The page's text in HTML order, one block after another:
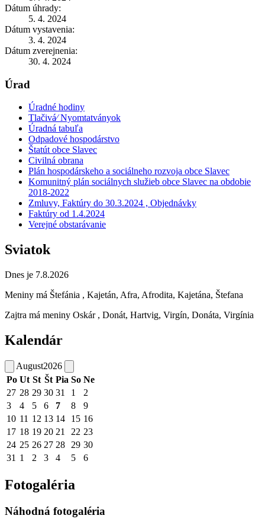
Dátum úhrady:
5. 4. 2024
Dátum vystavenia:
3. 4. 2024
Dátum zverejnenia:
30. 4. 2024
Úrad
Úradné hodiny
Tlačivá⁄ Nyomtatványok
Úradná tabuľa
Odpadové hospodárstvo
Štatút obce Slavec
Civilná obrana
Plán hospodárskeho a sociálneho rozvoja obce Slavec
Komunitný plán sociálnych služieb obce Slavec na obdobie
2018-2022
Zmluvy, Faktúry do 30.3.2024 , Objednávky
Faktúry od 1.4.2024
Verejné obstarávanie
Sviatok
Dnes je 7.8.2026
Meniny má Štefánia , Kajetán, Afra, Afrodita, Kajetána, Štefana
Zajtra má meniny Oskár , Donát, Hartvig, Virgín, Donáta, Virgínia
Kalendár
August2026
Po Ut St Št Pia So Ne
27 28 29 30 31 1
2
3
4 5 6 7 8
9
10 11 12 13 14 15 16
17 18 19 20 21 22 23
24 25 26 27 28 29 30
31 1 2 3 4 5 6
Fotogaléria
Náhodná fotogaléria